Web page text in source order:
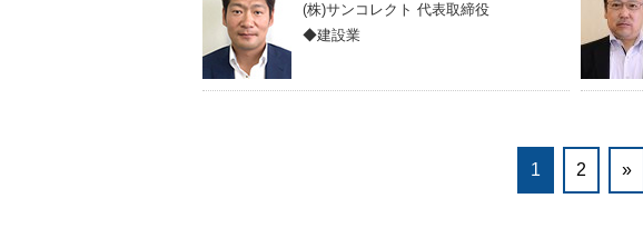
(株)サンコレクト 代表取締役
◆建設業
1 2 »